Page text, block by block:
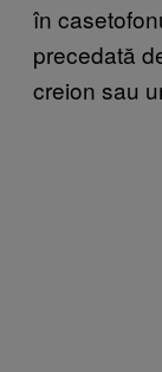
în
precedată
creion sau